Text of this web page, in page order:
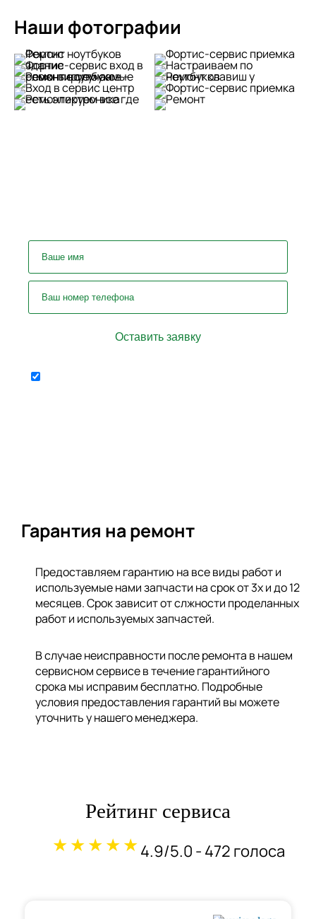
Наши фотографии
Гарантия на ремонт
Предоставляем гарантию на все виды работ и
используемые нами запчасти на срок от 3х и до 12
месяцев. Срок зависит от слжности проделанных
работ и используемых запчастей.
В случае неисправности после ремонта в нашем
сервисном сервисе в течение гарантийного
срока мы исправим бесплатно. Подробные
условия предоставления гарантий вы можете
уточнить у нашего менеджера.
Рейтинг сервиса
★★★★★4.9/5.0 - 472 голоса